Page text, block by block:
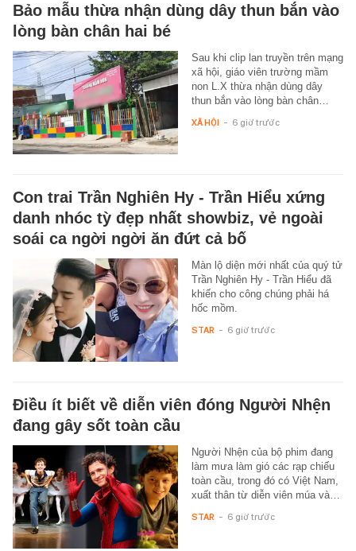
Bảo mẫu thừa nhận dùng dây thun bắn vào
lòng bàn chân hai bé
Sau khi clip lan truyền trên mạng
xã hội, giáo viên trường mầm
non L.X thừa nhận dùng dây
thun bắn vào lòng bàn chân…
XÃ HỘI - 6 giờ trước
Con trai Trần Nghiên Hy - Trần Hiểu xứng
danh nhóc tỳ đẹp nhất showbiz, vẻ ngoài
soái ca ngời ngời ăn đứt cả bố
Màn lộ diện mới nhất của quý tử
Trần Nghiên Hy - Trần Hiểu đã
khiến cho công chúng phải há
hốc mồm.
STAR - 6 giờ trước
Điều ít biết về diễn viên đóng Người Nhện
đang gây sốt toàn cầu
Người Nhện của bộ phim đang
làm mưa làm gió các rạp chiếu
toàn cầu, trong đó có Việt Nam,
xuất thân từ diễn viên múa và…
STAR - 6 giờ trước